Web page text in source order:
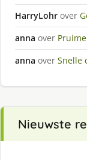
HarryLohr over
anna over
anna over Snelle
Nieuwste